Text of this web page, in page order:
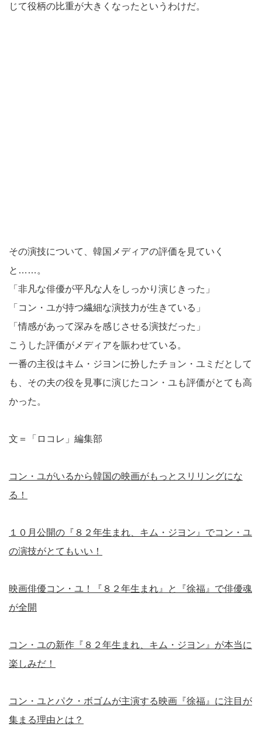
じて役柄の比重が大きくなったというわけだ。
その演技について、韓国メディアの評価を見ていく
と……。
「非凡な俳優が平凡な人をしっかり演じきった」
「コン・ユが持つ繊細な演技力が生きている」
「情感があって深みを感じさせる演技だった」
こうした評価がメディアを賑わせている。
一番の主役はキム・ジヨンに扮したチョン・ユミだとして
も、その夫の役を見事に演じたコン・ユも評価がとても高
かった。
文＝「ロコレ」編集部
コン・ユがいるから韓国の映画がもっとスリリングにな
る！
１０月公開の『８２年生まれ、キム・ジヨン』でコン・ユ
の演技がとてもいい！
映画俳優コン・ユ！『８２年生まれ』と『徐福』で俳優魂
が全開
コン・ユの新作『８２年生まれ、キム・ジヨン』が本当に
楽しみだ！
コン・ユとパク・ボゴムが主演する映画『徐福』に注目が
集まる理由とは？